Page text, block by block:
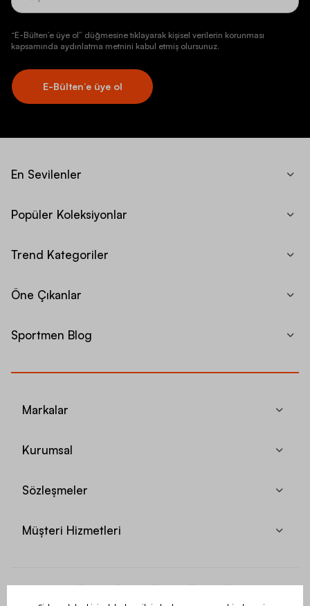
“E-Bülten’e üye ol” düğmesine tıklayarak kişisel verilerin korunması
kapsamında aydınlatma metnini kabul etmiş olursunuz.
E-Bülten’e üye ol
En Sevilenler
Popüler Koleksiyonlar
Trend Kategoriler
Öne Çıkanlar
Sportmen Blog
Markalar
Kurumsal
Sözleşmeler
Müşteri Hizmetleri